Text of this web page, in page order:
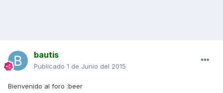
bautis
Publicado 1 de Junio del 2015
Bienvenido al foro :beer